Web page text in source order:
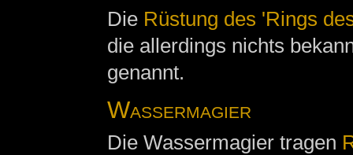
Die Rüstung des 'Rings
die allerdings nichts
genannt.
Wassermagier
Die Wassermagier tragen